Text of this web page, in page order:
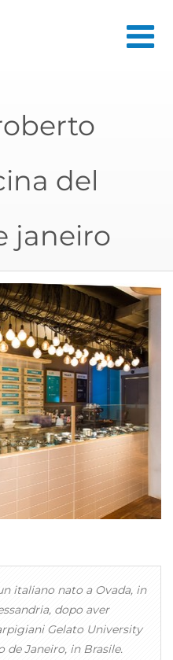
del
janeiro
italiano nato a Ovada, in
dopo aver
Gelato University
de Janeiro, in Brasile.